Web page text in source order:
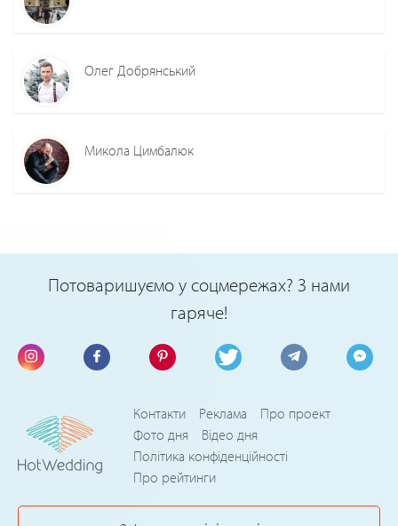
Олег Добрянський
Микола Цимбалюк
Потоваришуємо у соцмережах? З нами
гаряче!
Контакти Реклама
Про проект
Фото дня
Відео дня
Політика конфіденційності
Про рейтинги